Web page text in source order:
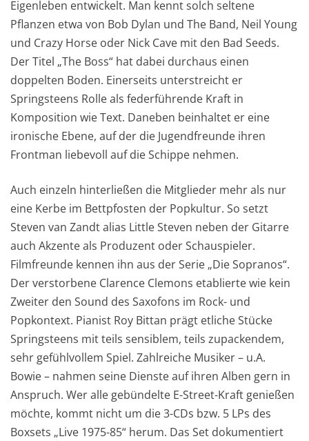
Eigenleben entwickelt. Man kennt solch seltene
Pflanzen etwa von Bob Dylan und The Band, Neil Young
und Crazy Horse oder Nick Cave mit den Bad Seeds.
Der Titel „The Boss“ hat dabei durchaus einen
doppelten Boden. Einerseits unterstreicht er
Springsteens Rolle als federführende Kraft in
Komposition wie Text. Daneben beinhaltet er eine
ironische Ebene, auf der die Jugendfreunde ihren
Frontman liebevoll auf die Schippe nehmen.
Auch einzeln hinterließen die Mitglieder mehr als nur
eine Kerbe im Bettpfosten der Popkultur. So setzt
Steven van Zandt alias Little Steven neben der Gitarre
auch Akzente als Produzent oder Schauspieler.
Filmfreunde kennen ihn aus der Serie „Die Sopranos“.
Der verstorbene Clarence Clemons etablierte wie kein
Zweiter den Sound des Saxofons im Rock- und
Popkontext. Pianist Roy Bittan prägt etliche Stücke
Springsteens mit teils sensiblem, teils zupackendem,
sehr gefühlvollem Spiel. Zahlreiche Musiker – u.A.
Bowie – nahmen seine Dienste auf ihren Alben gern in
Anspruch. Wer alle gebündelte E-Street-Kraft genießen
möchte, kommt nicht um die 3-CDs bzw. 5 LPs des
Boxsets „Live 1975-85“ herum. Das Set dokumentiert